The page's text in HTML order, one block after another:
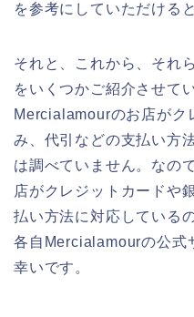
を参考にしていただける
それと、これから、それ
をいくつかご紹介させて
Mercialamourのお店がク
み、代引などの支払い方
は調べていません。なの
店がクレジットカードや
払い方法に対応している
各自Mercialamourの公式
幸いです。